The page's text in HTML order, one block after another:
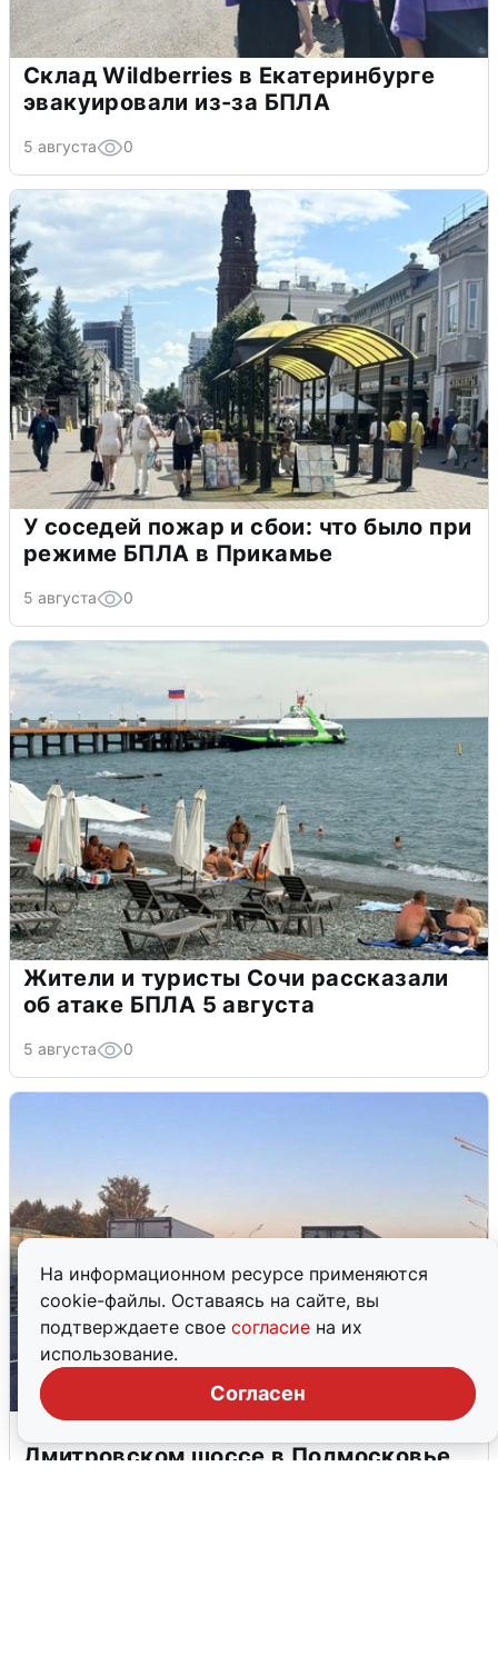
На информационном ресурсе применяются
cookie-файлы. Оставаясь на сайте, вы
подтверждаете свое согласие на их
использование.
Согласен
Склад Wildberries в Екатеринбурге
эвакуировали из-за БПЛА
5 августа 0
У соседей пожар и сбои: что было при
режиме БПЛА в Прикамье
5 августа 0
Жители и туристы Сочи рассказали
об атаке БПЛА 5 августа
5 августа 0
Пять машин столкнулись на
Дмитровском шоссе в Подмосковье